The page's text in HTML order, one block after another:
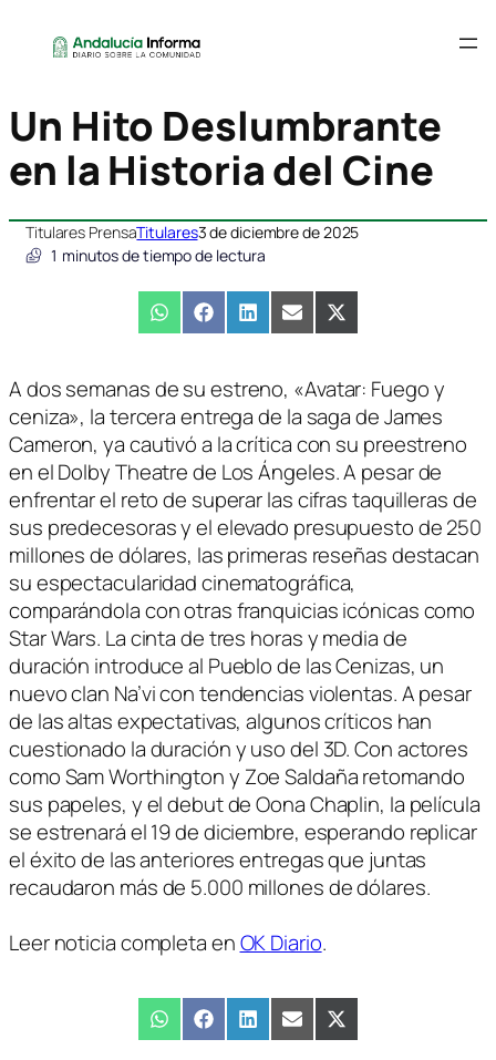
Un Hito Deslumbrante
en la Historia del Cine
Titulares PrensaTitulares3 de diciembre de 2025
1 minutos de tiempo de lectura
Compartir
en
WhatsAppCompartir
en
FacebookCompartir
en
LinkedInCompartir
en
EmailCompartir
en
X
(Twitter)
A dos semanas de su estreno, «Avatar: Fuego y
ceniza», la tercera entrega de la saga de James
Cameron, ya cautivó a la crítica con su preestreno
en el Dolby Theatre de Los Ángeles. A pesar de
enfrentar el reto de superar las cifras taquilleras de
sus predecesoras y el elevado presupuesto de 250
millones de dólares, las primeras reseñas destacan
su espectacularidad cinematográfica,
comparándola con otras franquicias icónicas como
Star Wars. La cinta de tres horas y media de
duración introduce al Pueblo de las Cenizas, un
nuevo clan Na’vi con tendencias violentas. A pesar
de las altas expectativas, algunos críticos han
cuestionado la duración y uso del 3D. Con actores
como Sam Worthington y Zoe Saldaña retomando
sus papeles, y el debut de Oona Chaplin, la película
se estrenará el 19 de diciembre, esperando replicar
el éxito de las anteriores entregas que juntas
recaudaron más de 5.000 millones de dólares.
Leer noticia completa enOK Diario.
Compartir
en
WhatsAppCompartir
en
FacebookCompartir
en
LinkedInCompartir
en
EmailCompartir
en
X
(Twitter)